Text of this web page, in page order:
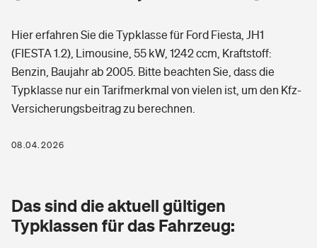
Erwerbsunfähigkeitsversicherung
Grundfähigkeitsversicherung
Arbeitsrechtsschutz
Berufshaftpflichtversicherung
Zur Übersicht
Tools
Elementarversicherung
Glasversicherung
Freizeit
Pri­vate Haft­pflicht­
Kinderunfall­ver­si­che­rung
Gesundheit
Private Krankenversicherung
Dread-Disease-Versicherung
Hier erfahren Sie die Typklasse für Ford Fiesta, JH1
(FIESTA 1.2), Limousine, 55 kW, 1242 ccm, Kraftstoff:
Benzin, Baujahr ab 2005. Bitte beachten Sie, dass die
Typklasse nur ein Tarifmerkmal von vielen ist, um den Kfz-
Versicherungsbeitrag zu berechnen.
08.04.2026
Das sind die aktuell gültigen
Typklassen für das Fahrzeug: